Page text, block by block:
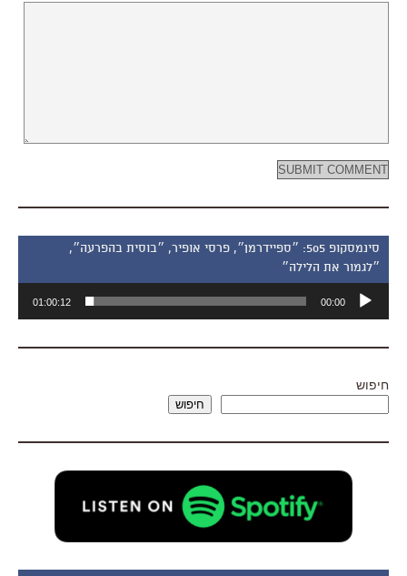
סינמסקופ 505: ״ספיידרמן״, פרסי אופיר, ״בוסית בהפרעה״,
״לגמור את הלילה״
אודיו
00:00
01:00:12
חיפוש
חיפוש